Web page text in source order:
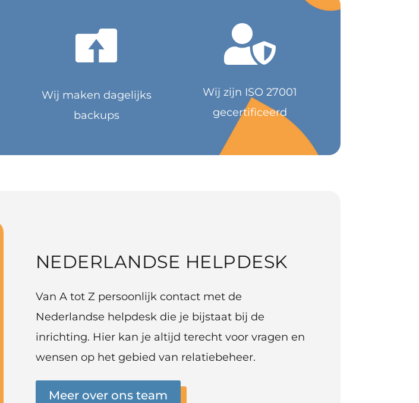

Wij maken dagelijks
backups

Wij zijn ISO 27001
gecertificeerd
NEDERLANDSE HELPDESK
Van A tot Z persoonlijk contact met de
Nederlandse helpdesk die je bijstaat bij de
inrichting. Hier kan je altijd terecht voor vragen en
wensen op het gebied van relatiebeheer.
Meer over ons team